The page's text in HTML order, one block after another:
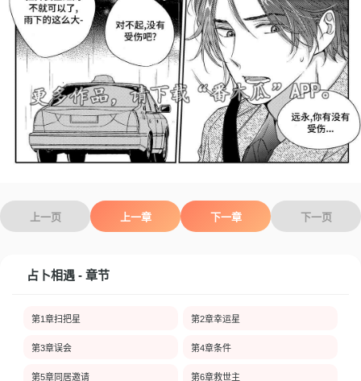
上一页 上一章 下一章 下一页
占卜相遇 - 章节
第1章扫把星 第2章幸运星
第3章误会 第4章条件
第5章同居邀请 第6章救世主